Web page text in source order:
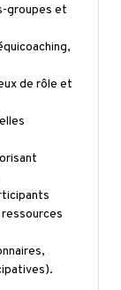
groupes et
de rôle et